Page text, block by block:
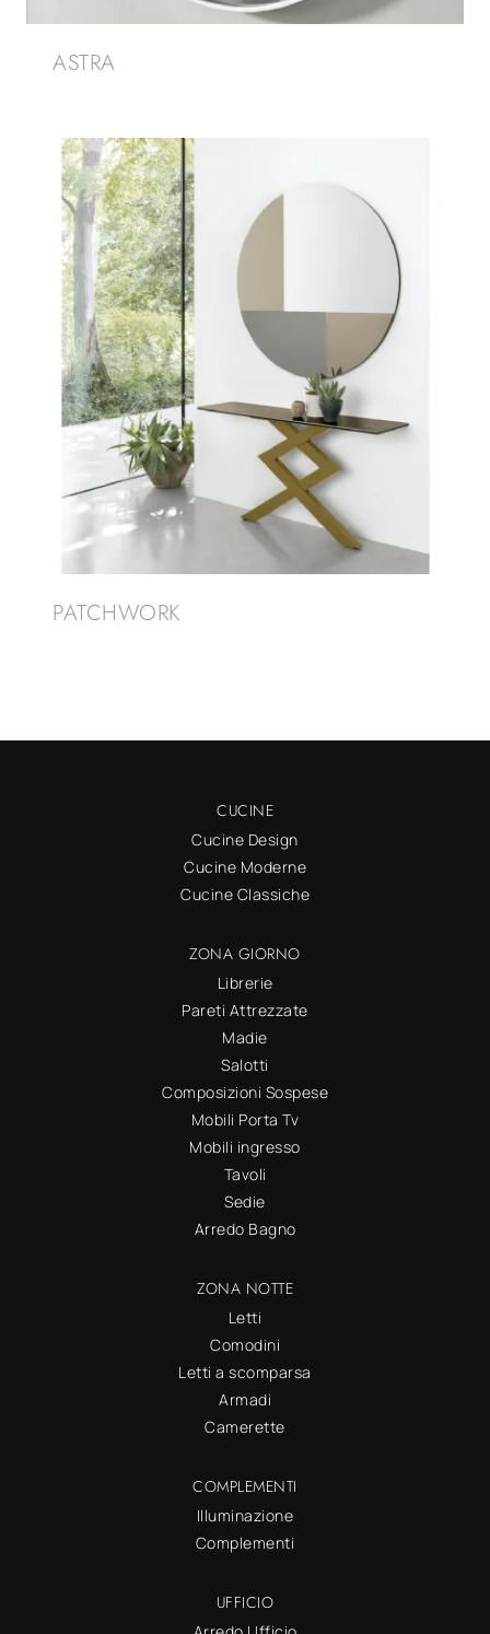
ASTRA
PATCHWORK
CUCINE
Cucine Design
Cucine Moderne
Cucine Classiche
ZONA GIORNO
Librerie
Pareti Attrezzate
Madie
Salotti
Composizioni Sospese
Mobili Porta Tv
Mobili ingresso
Tavoli
Sedie
Arredo Bagno
ZONA NOTTE
Letti
Comodini
Letti a scomparsa
Armadi
Camerette
COMPLEMENTI
Illuminazione
Complementi
UFFICIO